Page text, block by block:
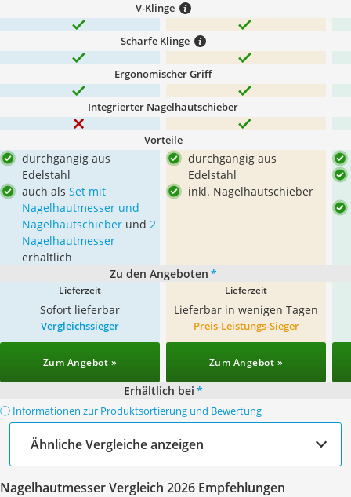
V-Klinge
Scharfe Klinge
Ergonomischer Griff
Integrierter Nagelhautschieber
Vorteile
durchgängig aus
Edelstahl
auch als Set mit
Nagelhautmesser und
Nagelhautschieber und 2
Nagelhautmesser
erhältlich
durchgängig aus
Edelstahl
inkl. Nagelhautschieber
Zu den Angeboten *
Lieferzeit
Sofort lieferbar
Lieferzeit
Lieferbar in wenigen Tagen
Vergleichssieger
Zum Angebot »
Preis-Leistungs-Sieger
Zum Angebot »
Erhältlich bei *
ⓘ Informationen zur Produktsortierung und Bewertung
Ähnliche Vergleiche anzeigen
Nagelhautmesser Vergleich 2026 Empfehlungen